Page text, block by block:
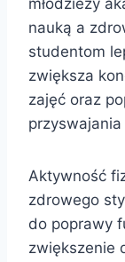
młodzieży
nauką a
studentom
zwiększa
zajęć oraz
Aktywność
zdrowego
do poprawy
zwiększenie